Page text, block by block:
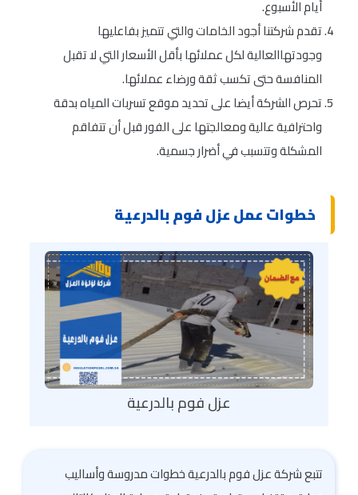
أيام الأسبوع.
تقدم شركتنا أجود الخامات والتي تتميز بفاعليها
وجودتهاالعالية لكل عملائها بأقل الأسعار التي لا تقبل
المنافسة حتى تكسب ثقة ورضاء عملائها.
تحرص الشركة أيضا على تحديد موقع تسربات المياه بدقة
واحترافية عالية ومعالجتها على الفور قبل أن تتفاقم
المشكلة وتتسبب في أضرار جسمية.
خطوات عمل عزل فوم بالدرعية
عزل فوم بالدرعية
تتبع شركة عزل فوم بالدرعية خطوات مدروسة وأساليب